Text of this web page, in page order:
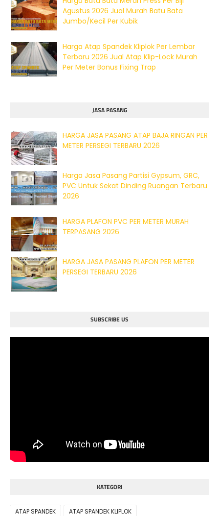
Agustus 2026 Jual Murah Batu Bata
Jumbo/Kecil Per Kubik
Harga Atap Spandek Kliplok Per Lembar
Terbaru 2026 Jual Atap Klip-Lock Murah
Per Meter Bonus Fixing Trap
JASA PASANG
HARGA JASA PASANG ATAP BAJA RINGAN PER
METER PERSEGI TERBARU 2026
Harga Jasa Pasang Partisi Gypsum, GRC,
PVC Untuk Sekat Dinding Ruangan Terbaru
2026
HARGA PLAFON PVC PER METER MURAH
TERPASANG 2026
HARGA JASA PASANG PLAFON PER METER
PERSEGI TERBARU 2026
SUBSCRIBE US
KATEGORI
ATAP SPANDEK
ATAP SPANDEK KLIPLOK